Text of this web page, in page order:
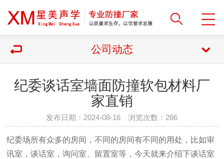
公司动态
纪委谈话室墙面防撞软包材料厂
家直销
发布日期：2024-08-16 浏览次数： 286
纪委场所有众多的房间，不同的房间有不同的用处，比如审
讯室，谈话室，询问室、留置室等，今天就来介绍下谈话室